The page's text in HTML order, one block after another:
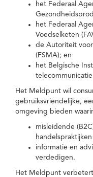
het Federaal
het Federaal
Voedselketen
de Autoriteit
(FSMA); en
het Belgische
telecommunicatie
Het Meldpunt wil
gebruiksvriendelijke,
omgeving bieden
misleidende
informatie en
verdedigen.
Het Meldpunt